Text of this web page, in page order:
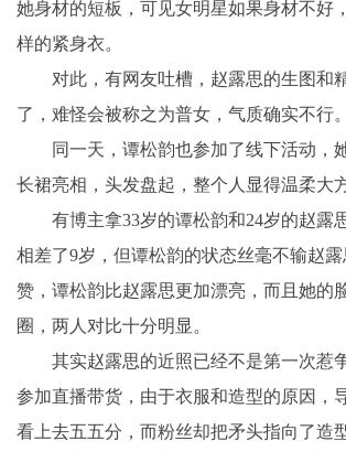
她身材的短板，可见女明星如果身材不好
样的紧身衣。
对此，有网友吐槽，赵露思的生图和
了，难怪会被称之为普女，气质确实不行。
同一天，谭松韵也参加了线下活动，
长裙亮相，头发盘起，整个人显得温柔大方
有博主拿33岁的谭松韵和24岁的赵露
相差了9岁，但谭松韵的状态丝毫不输赵
赞，谭松韵比赵露思更加漂亮，而且她的
圈，两人对比十分明显。
其实赵露思的近照已经不是第一次惹
参加直播带货，由于衣服和造型的原因，
看上去五五分，而粉丝却把矛头指向了造